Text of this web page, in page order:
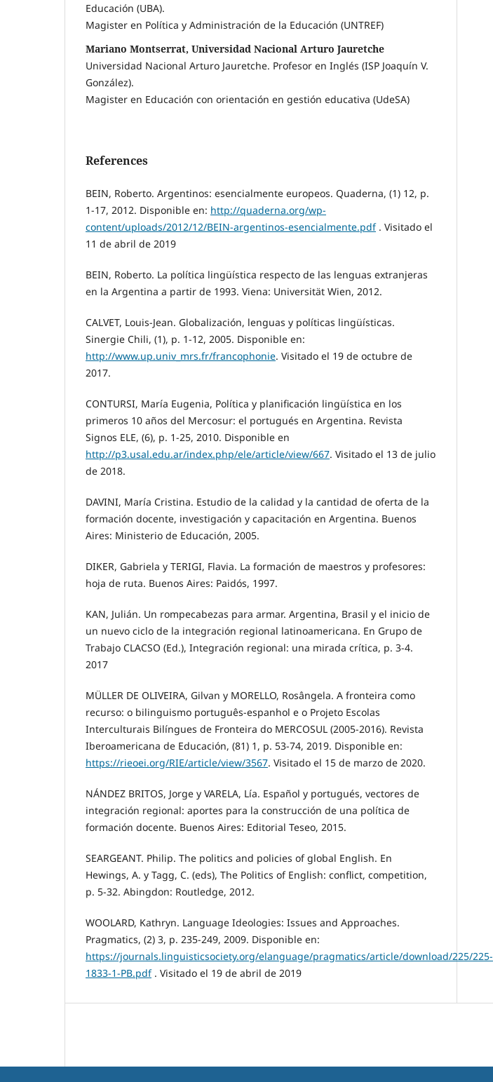
Educación (UBA).
Magister en Política y Administración de la Educación (UNTREF)
Mariano Montserrat, Universidad Nacional Arturo Jauretche
Universidad Nacional Arturo Jauretche. Profesor en Inglés (ISP Joaquín V.
González).
Magister en Educación con orientación en gestión educativa (UdeSA)
References
BEIN, Roberto. Argentinos: esencialmente europeos. Quaderna, (1) 12, p.
1-17, 2012. Disponible en: http://quaderna.org/wp-
content/uploads/2012/12/BEIN-argentinos-esencialmente.pdf. Visitado el
11 de abril de 2019
BEIN, Roberto. La política lingüística respecto de las lenguas extranjeras
en la Argentina a partir de 1993. Viena: Universität Wien, 2012.
CALVET, Louis-Jean. Globalización, lenguas y políticas lingüísticas.
Sinergie Chili, (1), p. 1-12, 2005. Disponible en:
http://www.up.univ_mrs.fr/francophonie. Visitado el 19 de octubre de
2017.
CONTURSI, María Eugenia, Política y planificación lingüística en los
primeros 10 años del Mercosur: el portugués en Argentina. Revista
Signos ELE, (6), p. 1-25, 2010. Disponible en
http://p3.usal.edu.ar/index.php/ele/article/view/667. Visitado el 13 de julio
de 2018.
DAVINI, María Cristina. Estudio de la calidad y la cantidad de oferta de la
formación docente, investigación y capacitación en Argentina. Buenos
Aires: Ministerio de Educación, 2005.
DIKER, Gabriela y TERIGI, Flavia. La formación de maestros y profesores:
hoja de ruta. Buenos Aires: Paidós, 1997.
KAN, Julián. Un rompecabezas para armar. Argentina, Brasil y el inicio de
un nuevo ciclo de la integración regional latinoamericana. En Grupo de
Trabajo CLACSO (Ed.), Integración regional: una mirada crítica, p. 3-4.
2017
MÜLLER DE OLIVEIRA, Gilvan y MORELLO, Rosângela. A fronteira como
recurso: o bilinguismo português-espanhol e o Projeto Escolas
Interculturais Bilíngues de Fronteira do MERCOSUL (2005-2016). Revista
Iberoamericana de Educación, (81) 1, p. 53-74, 2019. Disponible en:
https://rieoei.org/RIE/article/view/3567. Visitado el 15 de marzo de 2020.
NÁNDEZ BRITOS, Jorge y VARELA, Lía. Español y portugués, vectores de
integración regional: aportes para la construcción de una política de
formación docente. Buenos Aires: Editorial Teseo, 2015.
SEARGEANT. Philip. The politics and policies of global English. En
Hewings, A. y Tagg, C. (eds), The Politics of English: conflict, competition,
p. 5-32. Abingdon: Routledge, 2012.
WOOLARD, Kathryn. Language Ideologies: Issues and Approaches.
Pragmatics, (2) 3, p. 235-249, 2009. Disponible en:
https://journals.linguisticsociety.org/elanguage/pragmatics/article/download/225/225-
1833-1-PB.pdf. Visitado el 19 de abril de 2019